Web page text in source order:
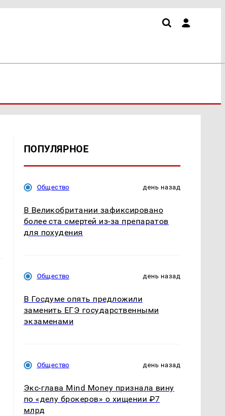
ПОПУЛЯРНОЕ
Общество день назад
В Великобритании зафиксировано
более ста смертей из-за препаратов
для похудения
Общество день назад
В Госдуме опять предложили
заменить ЕГЭ государственными
экзаменами
Общество день назад
Экс-глава Mind Money признала вину
по «делу брокеров» о хищении ₽7
млрд